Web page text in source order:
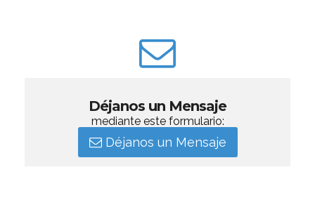
Déjanos un Mensaje
mediante este formulario:
Déjanos un Mensaje